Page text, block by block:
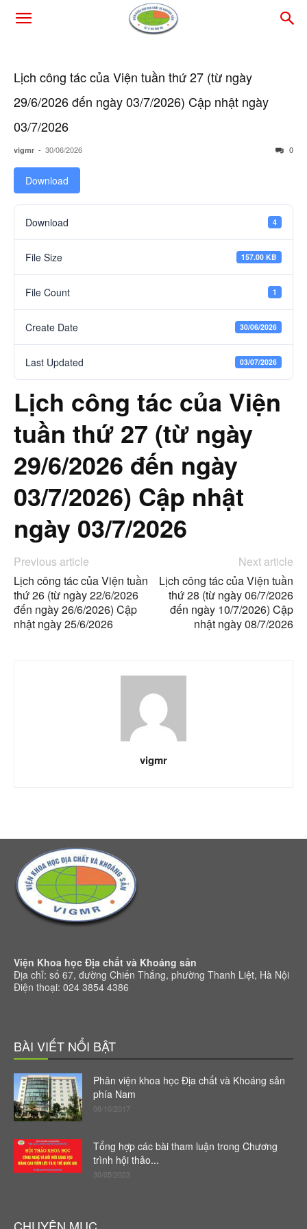
Lịch công tác của Viện tuần thứ 27 (từ ngày
29/6/2026 đến ngày 03/7/2026) Cập nhật ngày
03/7/2026
vigmr - 30/06/2026 0
Download
Download 4
File Size 157.00 KB
File Count 1
Create Date 30/06/2026
Last Updated 03/07/2026
Lịch công tác của Viện
tuần thứ 27 (từ ngày
29/6/2026 đến ngày
03/7/2026) Cập nhật
ngày 03/7/2026
Previous article
Lịch công tác của Viện tuần
thứ 26 (từ ngày 22/6/2026
đến ngày 26/6/2026) Cập
nhật ngày 25/6/2026
Next article
Lịch công tác của Viện tuần
thứ 28 (từ ngày 06/7/2026
đến ngày 10/7/2026) Cập
nhật ngày 08/7/2026
vigmr
Viện Khoa học Địa chất và Khoáng sản
Địa chỉ: số 67, đường Chiến Thắng, phường Thanh Liệt, Hà Nội
Điện thoại: 024 3854 4386
BÀI VIẾT NỔI BẬT
Phân viện khoa học Địa chất và Khoáng sản
phía Nam
06/10/2017
Tổng hợp các bài tham luận trong Chương
trình hội thảo...
30/05/2023